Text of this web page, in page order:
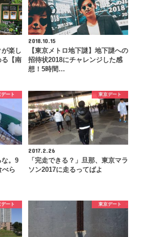
楽し
る【南
2018.10.15
【東京メトロ地下謎】地下謎への
招待状2018にチャレンジした感
想！5時間…
デート
な。9
べら
東京デート
2017.2.26
「完走できる？」旦那、東京マラ
ソン2017に走るってばよ
デート 東京デート